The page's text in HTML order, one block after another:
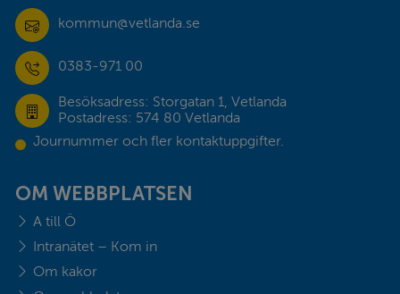
kommun@vetlanda.se
0383-971 00
Besöksadress: Storgatan 1, Vetlanda
Postadress: 574 80 Vetlanda
Journummer och fler kontaktuppgifter.
OM WEBBPLATSEN
A till Ö
Intranätet – Kom in
Om kakor